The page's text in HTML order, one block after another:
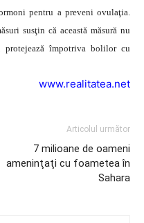
pentru a preveni ovulaţia.
susţin că această măsură nu
protejează împotriva bolilor cu
www.realitatea.net
Articolul următor
7 milioane de oameni
ameninţaţi cu foametea în
Sahara